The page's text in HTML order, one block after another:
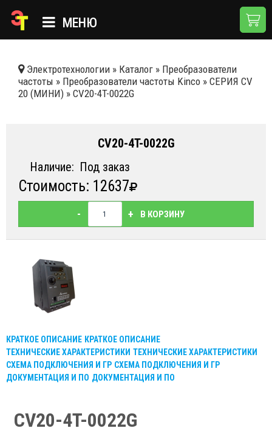
МЕНЮ
КАТАЛОГ
НОВОСТИ
ДОСТАВКА И ОПЛАТА
КОНТАКТЫ
Электротехнологии » Каталог » Преобразователи
частоты » Преобразователи частоты Kinco » СЕРИЯ CV
20 (МИНИ) » CV20-4T-0022G
CV20-4T-0022G
Наличие: Под заказ
Стоимость: 12637
- + В КОРЗИНУ
КРАТКОЕ ОПИСАНИЕ КРАТКОЕ ОПИСАНИЕ
ТЕХНИЧЕСКИЕ ХАРАКТЕРИСТИКИ ТЕХНИЧЕСКИЕ ХАРАКТЕРИСТИКИ
СХЕМА ПОДКЛЮЧЕНИЯ И ГР СХЕМА ПОДКЛЮЧЕНИЯ И ГР
ДОКУМЕНТАЦИЯ И ПО ДОКУМЕНТАЦИЯ И ПО
CV20-4T-0022G